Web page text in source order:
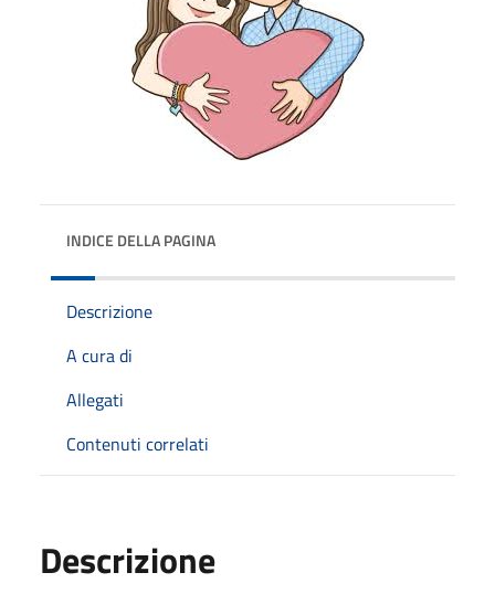
INDICE DELLA PAGINA
Descrizione
A cura di
Allegati
Contenuti correlati
Descrizione